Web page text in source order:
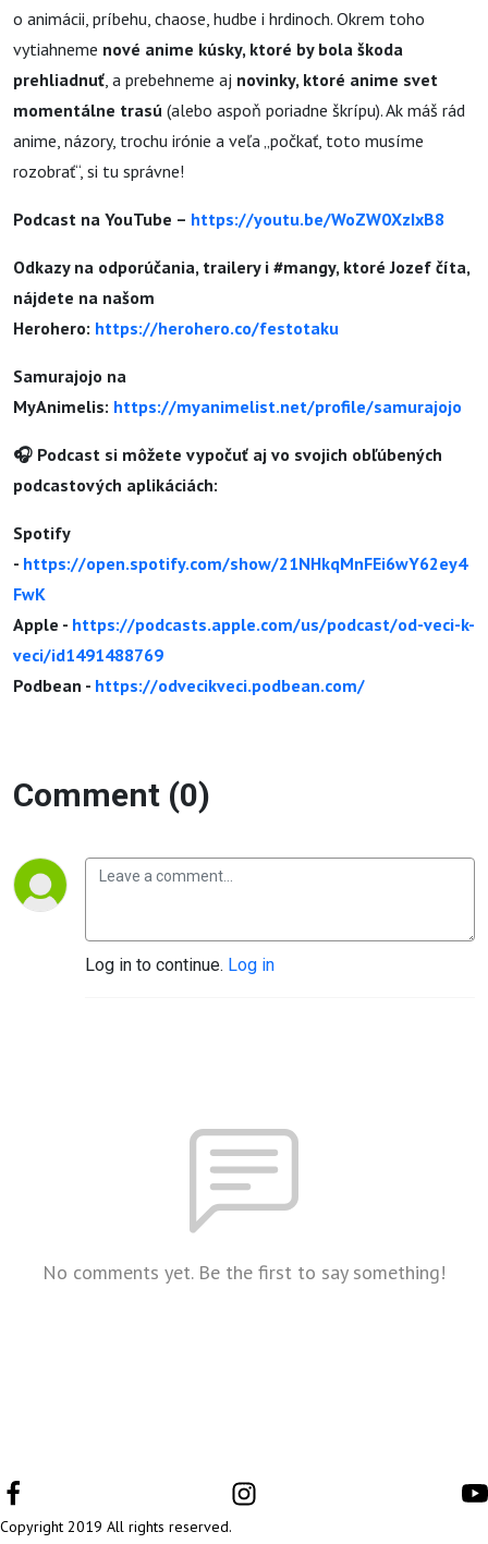
o animácii, príbehu, chaose, hudbe i hrdinoch. Okrem toho
vytiahneme nové anime kúsky, ktoré by bola škoda
prehliadnuť, a prebehneme aj novinky, ktoré anime svet
momentálne trasú (alebo aspoň poriadne škrípu). Ak máš rád
anime, názory, trochu irónie a veľa „počkať, toto musíme
rozobrať“, si tu správne!
Podcast na YouTube – https://youtu.be/WoZW0XzIxB8
Odkazy na odporúčania, trailery i #mangy, ktoré Jozef číta,
nájdete na našom
Herohero: https://herohero.co/festotaku
Samurajojo na
MyAnimelis: https://myanimelist.net/profile/samurajojo
🎧 Podcast si môžete vypočuť aj vo svojich obľúbených
podcastových aplikáciách:
Spotify
- https://open.spotify.com/show/21NHkqMnFEi6wY62ey4
FwK
Apple - https://podcasts.apple.com/us/podcast/od-veci-k-
veci/id1491488769
Podbean - https://odvecikveci.podbean.com/
Comment (0)
Log in to continue. Log in
No comments yet. Be the first to say something!
Copyright 2019 All rights reserved.